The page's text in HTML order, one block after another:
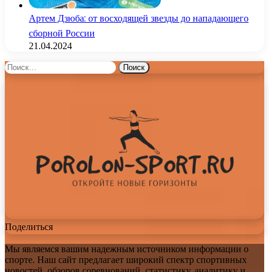
Артем Дзюба: от восходящей звезды до нападающего
сборной России
21.04.2024
Найти:
Поделиться
Мы являемся вашим надежным источником информации о
спорте. Наш сайт предлагает широкий спектр спортивных